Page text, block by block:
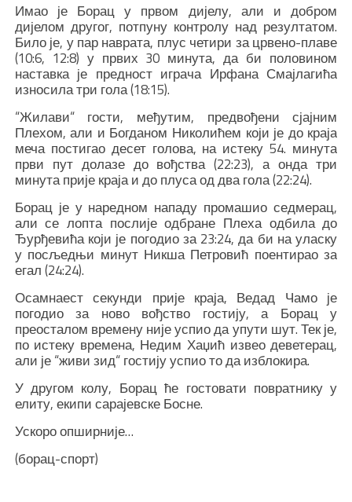
Имао је Борац у првом дијелу, али и добром
дијелом другог, потпуну контролу над резултатом.
Било је, у пар наврата, плус четири за црвено-плаве
(10:6, 12:8) у првих 30 минута, да би половином
наставка је предност играча Ирфана Смајлагића
износила три гола (18:15).
“Жилави“ гости, међутим, предвођени сјајним
Плехом, али и Богданом Николићем који је до краја
меча постигао десет голова, на истеку 54. минута
први пут долазе до вођства (22:23), а онда три
минута прије краја и до плуса од два гола (22:24).
Борац је у наредном нападу промашио седмерац,
али се лопта послије одбране Плеха одбила до
Ђурђевића који је погодио за 23:24, да би на уласку
у посљедњи минут Никша Петровић поентирао за
егал (24:24).
Осамнаест секунди прије краја, Ведад Чамо је
погодио за ново вођство гостију, а Борац у
преосталом времену није успио да упути шут. Тек је,
по истеку времена, Недим Хаџић извео деветерац,
али је “живи зид“ гостију успио то да изблокира.
У другом колу, Борац ће гостовати повратнику у
елиту, екипи сарајевске Босне.
Ускоро опширније…
(борац-спорт)